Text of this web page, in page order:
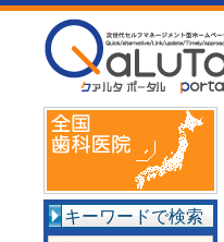
キーワードで検索